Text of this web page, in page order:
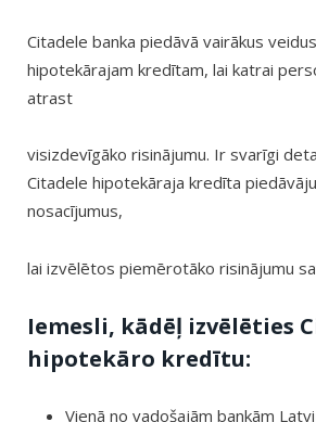
Citadele banka piedāvā vairākus
hipotekārajam kredītam, lai katrai
atrast
visizdevīgāko risinājumu. Ir svarīgi
Citadele hipotekāraja kredīta
nosacījumus,
lai izvēlētos piemērotāko risinājumu
Iemesli, kādēļ izvēlēties
hipotekāro kredītu:
Vienā no vadošajām bankām